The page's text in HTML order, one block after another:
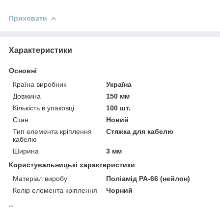
Приховати
Характеристики
Основні
Країна виробник
Україна
Довжина
150 мм
Кількість в упаковці
100 шт.
Стан
Новий
Тип елемента кріплення
кабелю
Стяжка для кабелю
Ширина
3 мм
Користувальницькі характеристики
Матеріал виробу
Поліамід РА-66 (нейлон)
Колір елемента кріплення
Чорний